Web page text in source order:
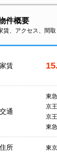
件概要
賃、アクセス、間取
家賃
交通
東
京
京
東
住所 東